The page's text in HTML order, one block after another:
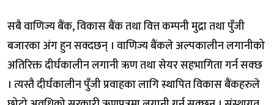
सबै वाणिज्य बैंक, विकास बैंक तथा वित्त कम्पनी मुद्रा तथा पुँजी
बजारका अंग हुन सक्दछन् । वाणिज्य बैंकले अल्पकालीन लगानीको
अतिरिक्त दीर्घकालीन लगानी ऋण तथा सेयर सहभागिता गर्न सक्छ
। त्यस्तै दीर्घकालीन पुँजी प्रवाहका लागि स्थापित विकास बैंकहरुले